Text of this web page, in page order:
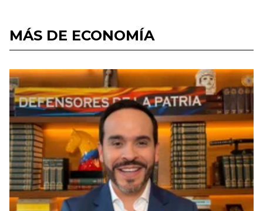
MÁS DE ECONOMÍA